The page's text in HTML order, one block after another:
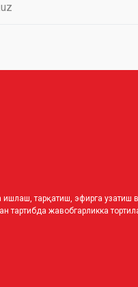
ишлаш, тарқатиш, эфирга
тартибда жавобгарликка